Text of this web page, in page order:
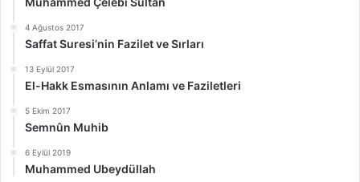
4 Ağustos 2017
Saffat Suresi’nin Fazilet ve Sırları
13 Eylül 2017
El-Hakk Esmasının Anlamı ve Faziletleri
5 Ekim 2017
Semnûn Muhib
6 Eylül 2019
Muhammed Ubeydüllah